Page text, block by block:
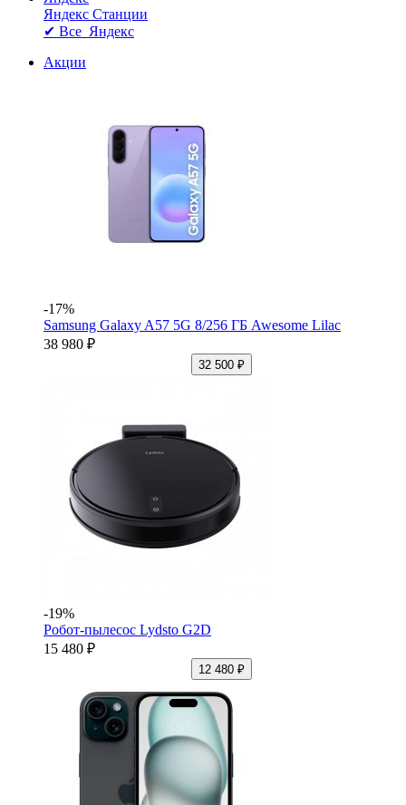
Яндекс Станции
✔ Все Яндекс
Акции
-17%
Samsung Galaxy A57 5G 8/256 ГБ Awesome Lilac
38 980 ₽
32 500 ₽
-19%
Робот-пылесос Lydsto G2D
15 480 ₽
12 480 ₽